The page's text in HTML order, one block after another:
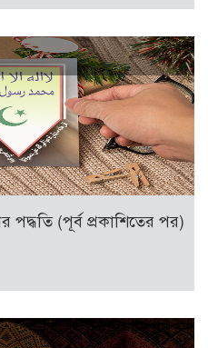
পদ্ধতি (পূর্ব প্রকাশিতের পর)